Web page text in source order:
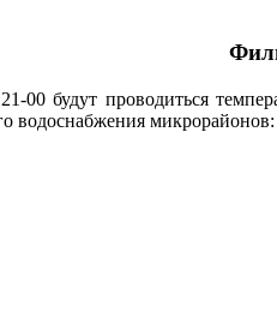
00 будут проводиться
водоснабжения микрорайонов: